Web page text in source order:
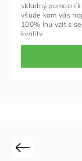
skladný
všude kam vás
100% lnu vzít s
kvality.
Previous